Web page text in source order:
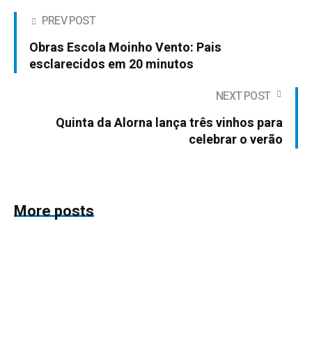
PREV POST
Obras Escola Moinho Vento: Pais
esclarecidos em 20 minutos
NEXT POST
Quinta da Alorna lança três vinhos para
celebrar o verão
More posts